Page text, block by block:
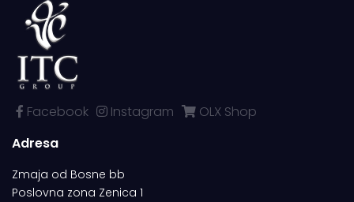
Facebook Instagram
OLX Shop
Adresa
Zmaja od Bosne bb
Poslovna zona Zenica 1